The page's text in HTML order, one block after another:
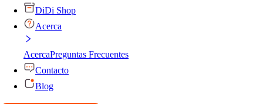
DiDi Shop
Acerca
AcercaPreguntas Frecuentes
Contacto
Blog